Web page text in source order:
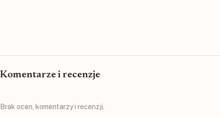
Komentarze i recenzje
Brak ocen, komentarzy i recenzji.